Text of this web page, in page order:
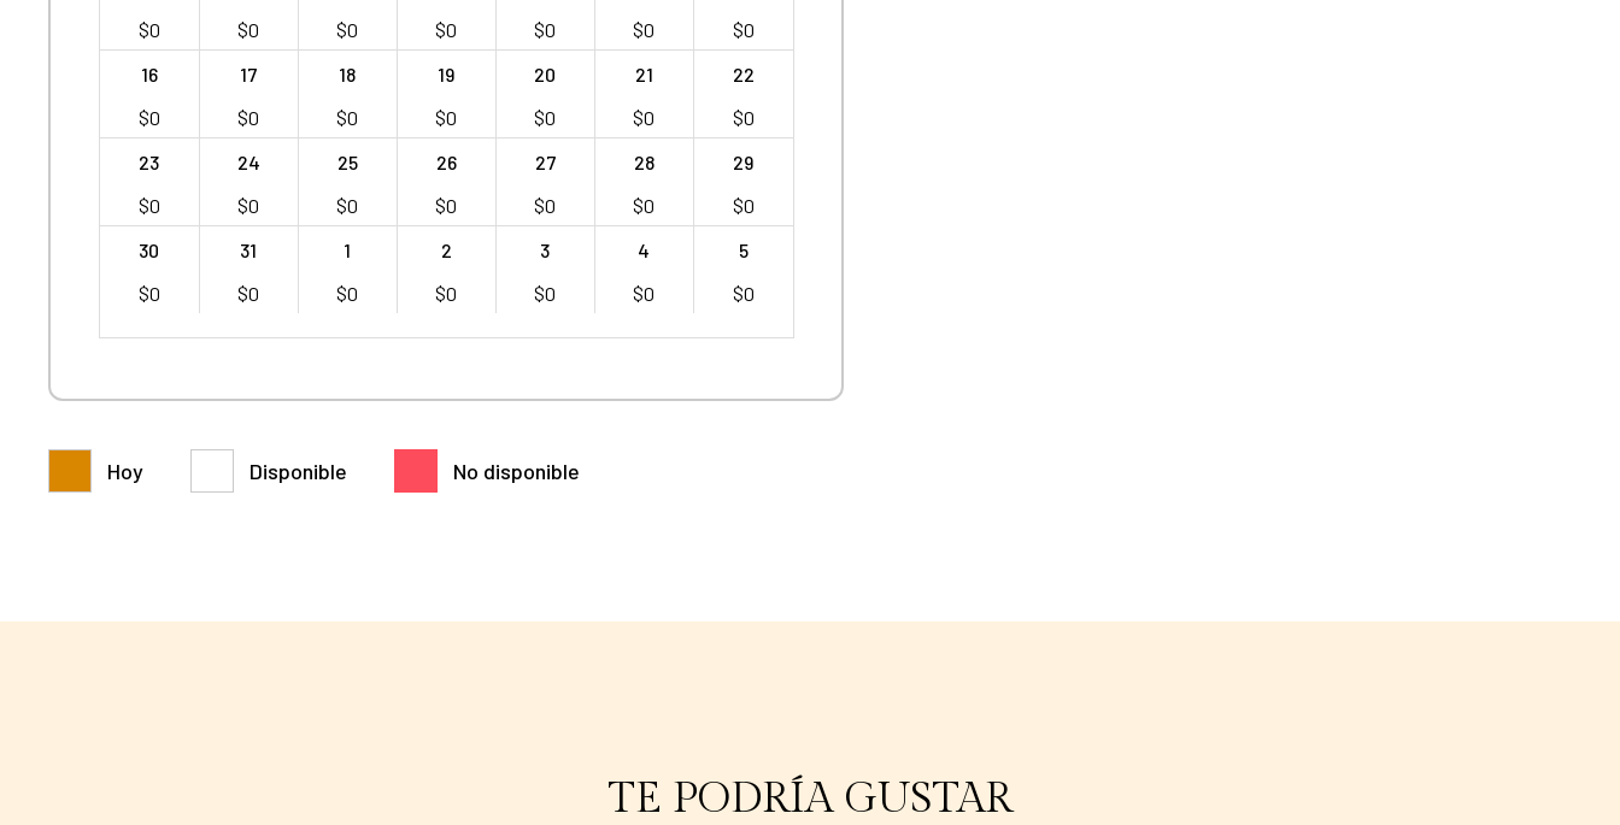
$0
$0
$0
$0
$0
$0
$0
16
$0
17
$0
18
$0
19
$0
20
$0
21
$0
22
$0
23
$0
24
$0
25
$0
26
$0
27
$0
28
$0
29
$0
30
$0
31
$0
1
$0
2
$0
3
$0
4
$0
5
$0
Hoy Disponible No disponible
TE PODRÍA GUSTAR